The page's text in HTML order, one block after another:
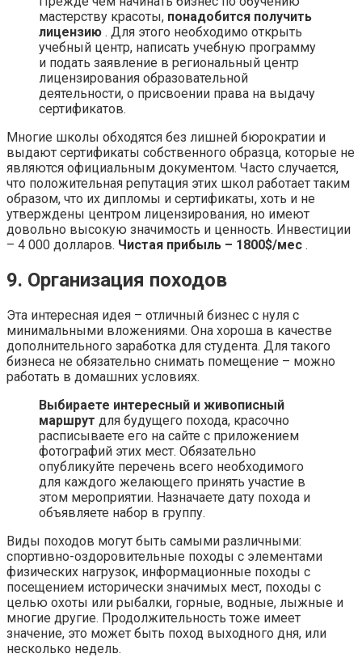
мастерству красоты, понадобится получить
лицензию . Для этого необходимо открыть
учебный центр, написать учебную программу
и подать заявление в региональный центр
лицензирования образовательной
деятельности, о присвоении права на выдачу
сертификатов.
Многие школы обходятся без лишней бюрократии и
выдают сертификаты собственного образца, которые не
являются официальным документом. Часто случается,
что положительная репутация этих школ работает таким
образом, что их дипломы и сертификаты, хоть и не
утверждены центром лицензирования, но имеют
довольно высокую значимость и ценность. Инвестиции
– 4 000 долларов. Чистая прибыль – 1800$/мес .
9. Организация походов
Эта интересная идея – отличный бизнес с нуля с
минимальными вложениями. Она хороша в качестве
дополнительного заработка для студента. Для такого
бизнеса не обязательно снимать помещение – можно
работать в домашних условиях.
Выбираете интересный и живописный
маршрут для будущего похода, красочно
расписываете его на сайте с приложением
фотографий этих мест. Обязательно
опубликуйте перечень всего необходимого
для каждого желающего принять участие в
этом мероприятии. Назначаете дату похода и
объявляете набор в группу.
Виды походов могут быть самыми различными:
спортивно-оздоровительные походы с элементами
физических нагрузок, информационные походы с
посещением исторически значимых мест, походы с
целью охоты или рыбалки, горные, водные, лыжные и
многие другие. Продолжительность тоже имеет
значение, это может быть поход выходного дня, или
несколько недель.